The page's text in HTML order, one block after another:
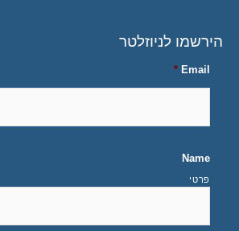
הירשמו לניוזלטר
Email
*
Name
פרטי